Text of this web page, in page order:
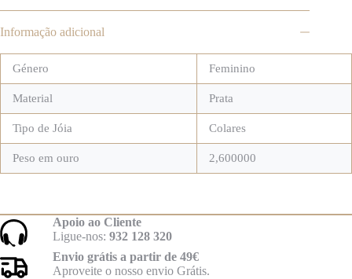
Informação adicional
Género Feminino
Material Prata
Tipo de Jóia Colares
Peso em ouro 2,600000
Apoio ao Cliente
Ligue-nos: 932 128 320
Envio grátis a partir de 49€
Aproveite o nosso envio Grátis.